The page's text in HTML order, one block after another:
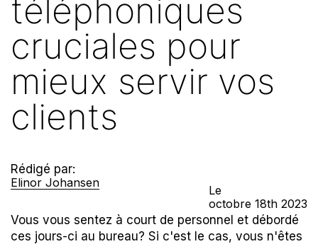
téléphoniques
cruciales pour
mieux servir vos
clients
Rédigé par:
Elinor Johansen
Vous vous sentez à court de personnel et débordé
ces jours-ci au bureau? Si c'est le cas, vous n'êtes
Le
octobre 18th 2023